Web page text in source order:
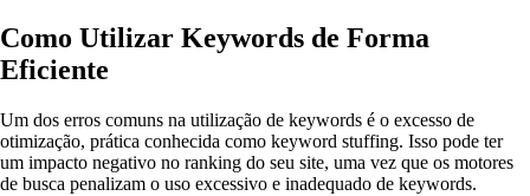
Como Utilizar Keywords de Forma
Eficiente
Um dos erros comuns na utilização de keywords é o excesso de
otimização, prática conhecida como keyword stuffing. Isso pode ter
um impacto negativo no ranking do seu site, uma vez que os motores
de busca penalizam o uso excessivo e inadequado de keywords.